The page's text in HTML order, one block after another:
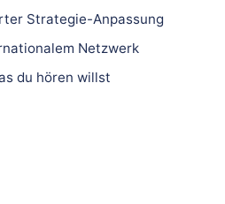
Strategie-Anpassung
Netzwerk
du hören willst